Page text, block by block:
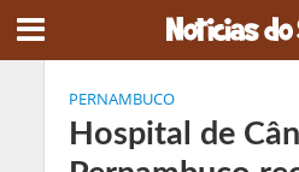
PERNAMBUCO
Hospital de